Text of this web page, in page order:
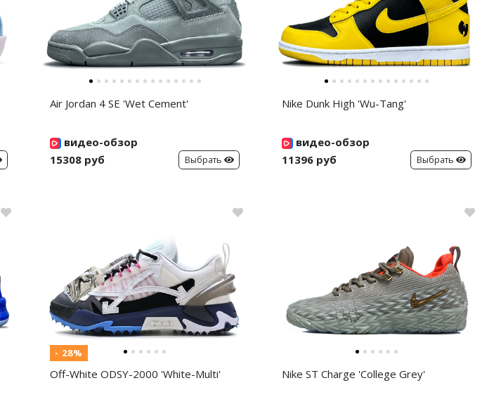
Air Jordan 4 SE 'Wet Cement'
видео-обзор
15308 руб
Выбрать
Nike Dunk High 'Wu-Tang'
видео-обзор
11396 руб
Выбрать
- 28%
Off-White ODSY-2000 'White-Multi' Nike ST Charge 'College Grey'